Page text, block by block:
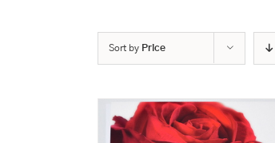
Sort by Price